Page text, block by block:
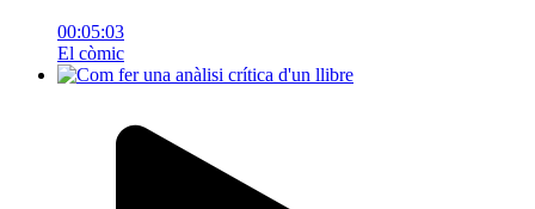
00:05:03
El còmic